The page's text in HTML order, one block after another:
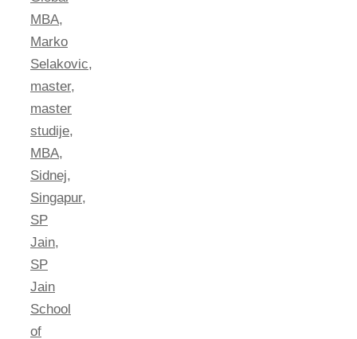
MBA,
Marko
Selakovic,
master,
master
studije,
MBA,
Sidnej,
Singapur,
SP
Jain,
SP
Jain
School
of